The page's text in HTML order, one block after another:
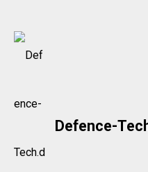
Skip
Defence-